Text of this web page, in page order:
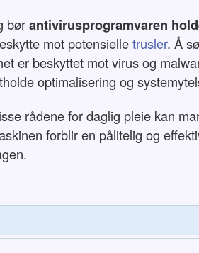
børantivirusprogramvaren
mot potensielletrusler. Å
er beskyttet mot virus og
optimalisering og
rådene for daglig pleie kan
forblir en pålitelig og